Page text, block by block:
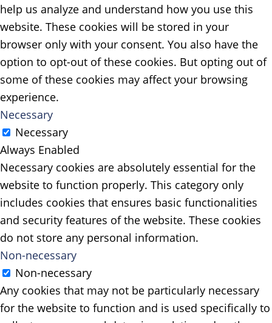
help us analyze and understand how you use this
website. These cookies will be stored in your
browser only with your consent. You also have the
option to opt-out of these cookies. But opting out of
some of these cookies may affect your browsing
experience.
Necessary
Necessary
Always Enabled
Necessary cookies are absolutely essential for the
website to function properly. This category only
includes cookies that ensures basic functionalities
and security features of the website. These cookies
do not store any personal information.
Non-necessary
Non-necessary
Any cookies that may not be particularly necessary
for the website to function and is used specifically to